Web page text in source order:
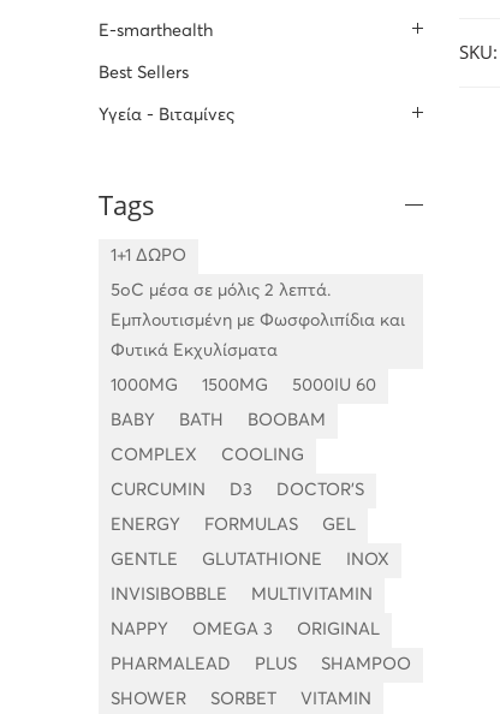
SKU:
E-smarthealth
Best Sellers
Υγεία - Βιταμίνες
Tags
1+1 ΔΩΡΟ
5oC μέσα σε μόλις 2 λεπτά.
Εμπλουτισμένη με Φωσφολιπίδια και
Φυτικά Εκχυλίσματα
1000MG 1500MG 5000IU 60
BABY BATH BOOBAM
COMPLEX COOLING
CURCUMIN D3 DOCTOR'S
ENERGY FORMULAS GEL
GENTLE GLUTATHIONE INOX
INVISIBOBBLE MULTIVITAMIN
NAPPY OMEGA 3 ORIGINAL
PHARMALEAD PLUS SHAMPOO
SHOWER SORBET VITAMIN